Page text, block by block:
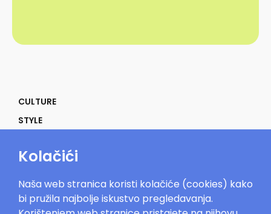
CULTURE
STYLE
POWER
IN THE MOOD
Kolačići
Naša web stranica koristi kolačiće (cookies) kako
bi pružila najbolje iskustvo pregledavanja.